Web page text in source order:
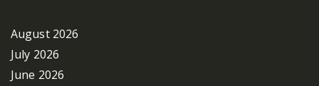
August 2026
July 2026
June 2026